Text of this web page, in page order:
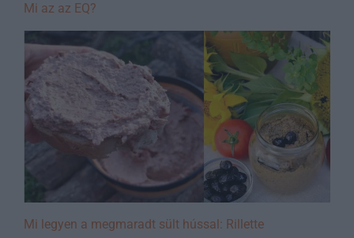
Mi az az EQ?
Mi legyen a megmaradt sült hússal: Rillette